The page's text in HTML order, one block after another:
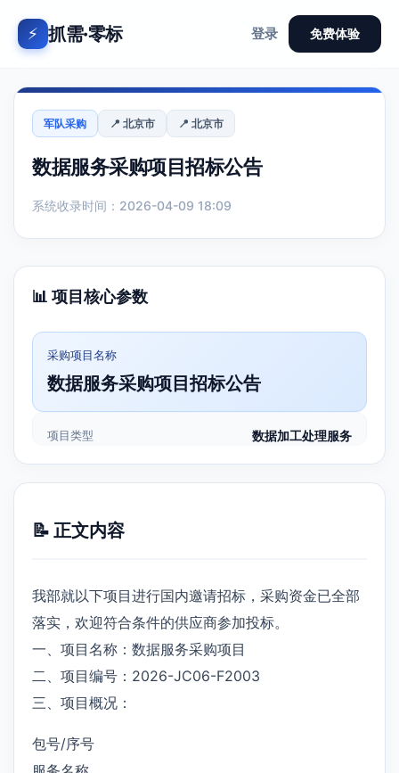
⚡ 抓需·零标 登录 免费体验
军队采购 📍 北京市 📍 北京市
数据服务采购项目招标公告
系统收录时间：2026-04-09 18:09
📊 项目核心参数
采购项目名称
数据服务采购项目招标公告
项目类型 数据加工处理服务
📝 正文内容
我部就以下项目进行国内邀请招标，采购资金已全部
落实，欢迎符合条件的供应商参加投标。
一、项目名称：数据服务采购项目
二、项目编号：2026-JC06-F2003
三、项目概况：
包号/序号